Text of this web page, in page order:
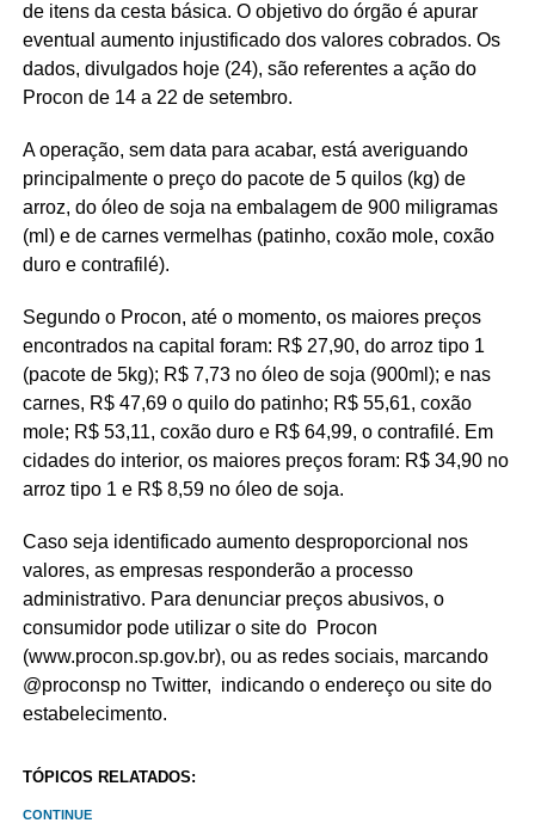
de itens da cesta básica. O objetivo do órgão é apurar
eventual aumento injustificado dos valores cobrados. Os
dados, divulgados hoje (24), são referentes a ação do
Procon de 14 a 22 de setembro.
A operação, sem data para acabar, está averiguando
principalmente o preço do pacote de 5 quilos (kg) de
arroz, do óleo de soja na embalagem de 900 miligramas
(ml) e de carnes vermelhas (patinho, coxão mole, coxão
duro e contrafilé).
Segundo o Procon, até o momento, os maiores preços
encontrados na capital foram: R$ 27,90, do arroz tipo 1
(pacote de 5kg); R$ 7,73 no óleo de soja (900ml); e nas
carnes, R$ 47,69 o quilo do patinho; R$ 55,61, coxão
mole; R$ 53,11, coxão duro e R$ 64,99, o contrafilé. Em
cidades do interior, os maiores preços foram: R$ 34,90 no
arroz tipo 1 e R$ 8,59 no óleo de soja.
Caso seja identificado aumento desproporcional nos
valores, as empresas responderão a processo
administrativo. Para denunciar preços abusivos, o
consumidor pode utilizar o site do Procon
(www.procon.sp.gov.br), ou as redes sociais, marcando
@proconsp no Twitter, indicando o endereço ou site do
estabelecimento.
TÓPICOS RELATADOS:
CONTINUE